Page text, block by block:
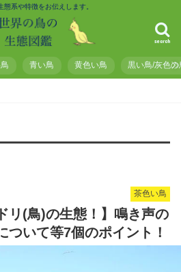
態系や特徴をお伝えします。
search
青い鳥 黄色い鳥 黒い鳥/灰色の
茶色い鳥
リ(鳥)の生態！】鳴き声の
ついて等7個のポイント！